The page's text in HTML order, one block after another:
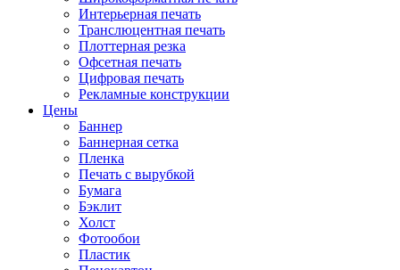
Интерьерная печать
Транслюцентная печать
Плоттерная резка
Офсетная печать
Цифровая печать
Рекламные конструкции
Цены
Баннер
Баннерная сетка
Пленка
Печать с вырубкой
Бумага
Бэклит
Холст
Фотообои
Пластик